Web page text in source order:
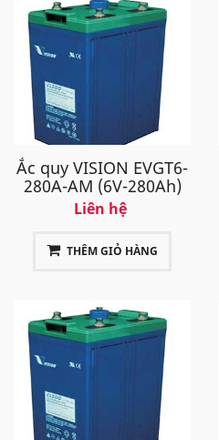
Ắc quy VISION EVGT6-
280A-AM (6V-280Ah)
Liên hệ
THÊM GIỎ HÀNG